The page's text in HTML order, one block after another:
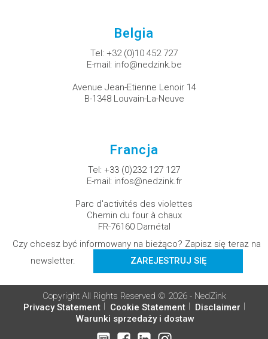
Belgia
Tel: +32 (0)10 452 727
E-mail: info@nedzink.be
Avenue Jean-Etienne Lenoir 14
B-1348 Louvain-La-Neuve
Francja
Tel: +33 (0)232 127 127
E-mail: infos@nedzink.fr
Parc d'activités des violettes
Chemin du four à chaux
FR-76160 Darnétal
Czy chcesz być informowany na bieżąco? Zapisz się teraz na
newsletter.
ZAREJESTRUJ SIĘ
Copyright All Rights Reserved © 2026 - NedZink
Privacy Statement
Cookie Statement
Disclaimer
Warunki sprzedaży i dostaw